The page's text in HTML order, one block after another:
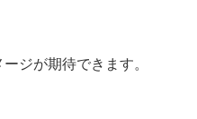
ジが期待できます。